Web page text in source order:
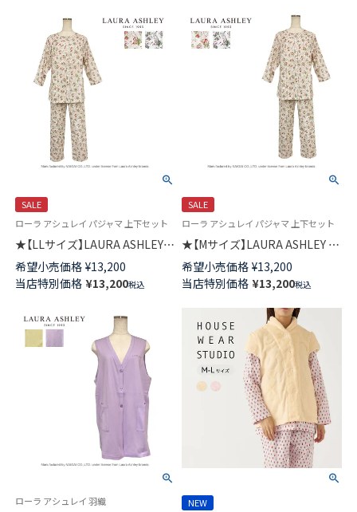
SALE
ローラ アシュレイ パジャマ 上下セット
★【LLサイズ】LAURA ASHLEY
綿(コットン)100％ ダブルガー
ゼ パジャマ 前ボタン ラドホー
ルフルーツ柄 8分袖 長丈パンツ
希望小売価格 ¥13,200
当店特別価格 ¥13,200税込
SALE
ローラ アシュレイ パジャマ 上下セット
★【Mサイズ】LAURA ASHLEY 綿
(コットン)100％ ダブルガーゼ
パジャマ 前ボタン 8分袖 長丈パ
ンツ ラドホールフルーツ柄 レ
ディース 73286092
希望小売価格 ¥13,200
当店特別価格 ¥13,200税込
ローラ アシュレイ 羽織
NEW